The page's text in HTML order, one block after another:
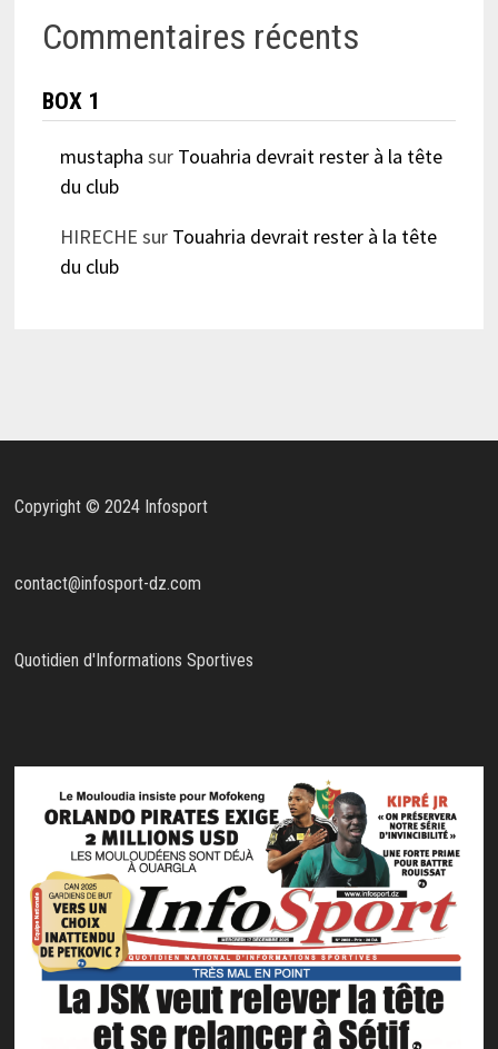
Commentaires récents
BOX 1
mustapha sur Touahria devrait rester à la tête
du club
HIRECHE sur Touahria devrait rester à la tête
du club
Copyright © 2024 Infosport
contact@infosport-dz.com
Quotidien d'Informations Sportives